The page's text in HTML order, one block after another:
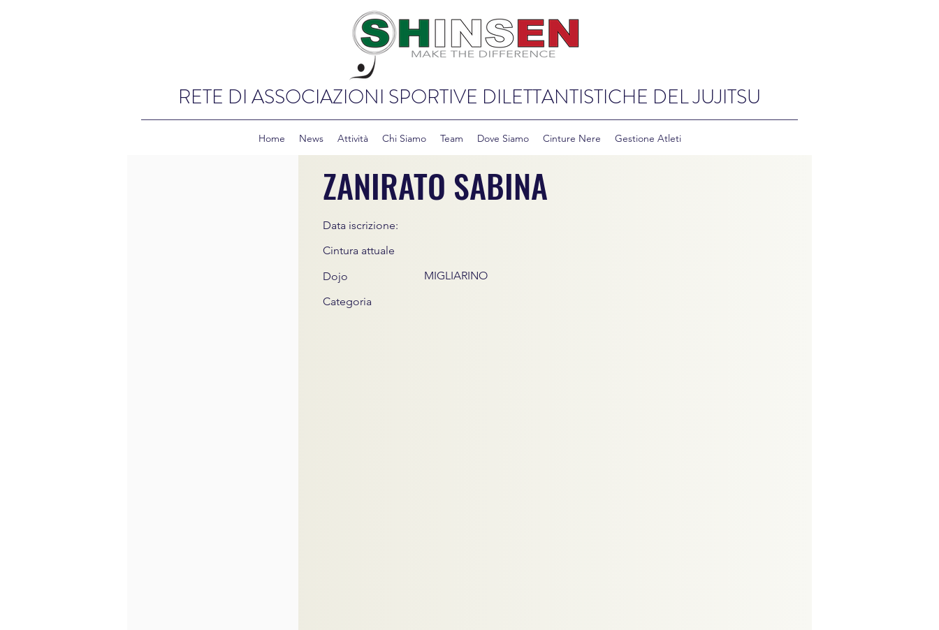
RETE DI ASSOCIAZIONI SPORTIVE DILETTANTISTICHE DEL JUJITSU
Home News Attività Chi Siamo Team Dove Siamo Cinture Nere Gestione Atleti
ZANIRATO SABINA
Data iscrizione:
Cintura attuale
Dojo
Categoria
MIGLIARINO